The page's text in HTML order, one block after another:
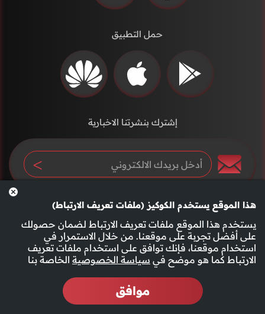
هذا الموقع يستخدم الكوكيز (ملفات تعريف الارتباط)
يستخدم هذا الموقع ملفات تعريف الارتباط لضمان حصولك
على أفضل تجربة على موقعنا. من خلال الاستمرار في
استخدام موقعنا، فإنك توافق على استخدام ملفات تعريف
الارتباط كما هو موضح في سياسة الخصوصية الخاصة بنا
موافق
حمل التطبيق
إشترك بنشرتنا الاخبارية
سياسة الخصوصية الأحكام والشروط